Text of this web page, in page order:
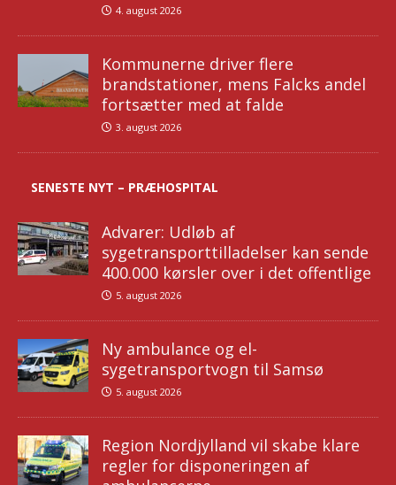
4. august 2026
Kommunerne driver flere
brandstationer, mens Falcks andel
fortsætter med at falde
3. august 2026
SENESTE NYT – PRÆHOSPITAL
Advarer: Udløb af
sygetransporttilladelser kan sende
400.000 kørsler over i det offentlige
5. august 2026
Ny ambulance og el-
sygetransportvogn til Samsø
5. august 2026
Region Nordjylland vil skabe klare
regler for disponeringen af